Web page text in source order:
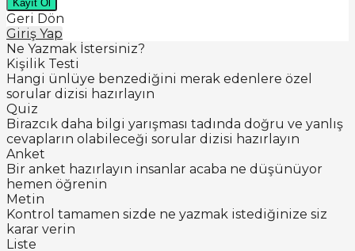
Kayıt Ol
Geri Dön
Giriş Yap
Ne Yazmak İstersiniz?
Kişilik Testi
Hangi ünlüye benzediğini merak edenlere özel
sorular dizisi hazırlayın
Quiz
Birazcık daha bilgi yarışması tadında doğru ve yanlış
cevapların olabileceği sorular dizisi hazırlayın
Anket
Bir anket hazırlayın insanlar acaba ne düşünüyor
hemen öğrenin
Metin
Kontrol tamamen sizde ne yazmak istediğinize siz
karar verin
Liste